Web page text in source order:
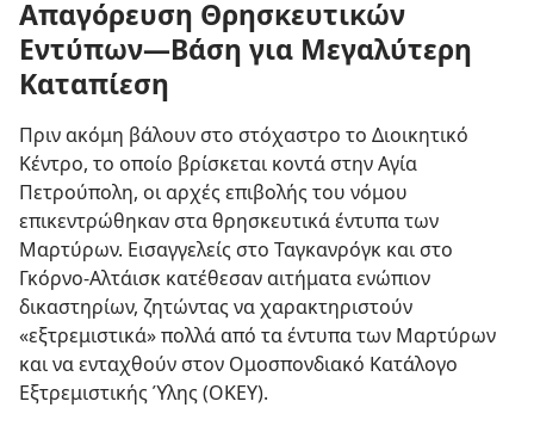
Απαγόρευση Θρησκευτικών
Εντύπων—Βάση για Μεγαλύτερη
Καταπίεση
Πριν ακόμη βάλουν στο στόχαστρο το Διοικητικό
Κέντρο, το οποίο βρίσκεται κοντά στην Αγία
Πετρούπολη, οι αρχές επιβολής του νόμου
επικεντρώθηκαν στα θρησκευτικά έντυπα των
Μαρτύρων. Εισαγγελείς στο Ταγκανρόγκ και στο
Γκόρνο-Αλτάισκ κατέθεσαν αιτήματα ενώπιον
δικαστηρίων, ζητώντας να χαρακτηριστούν
«εξτρεμιστικά» πολλά από τα έντυπα των Μαρτύρων
και να ενταχθούν στον Ομοσπονδιακό Κατάλογο
Εξτρεμιστικής Ύλης (ΟΚΕΥ).